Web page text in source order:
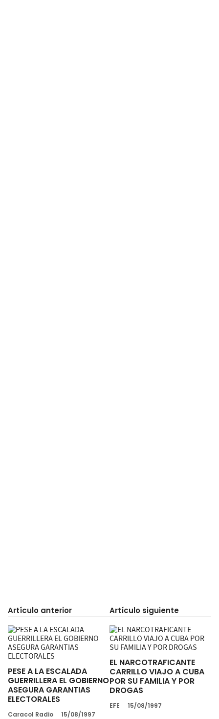
Artículo anterior
PESE A LA ESCALADA
GUERRILLERA EL GOBIERNO
ASEGURA GARANTIAS
ELECTORALES
Caracol Radio 15/08/1997
Artículo siguiente
EL NARCOTRAFICANTE
CARRILLO VIAJO A CUBA
POR SU FAMILIA Y POR
DROGAS
EFE 15/08/1997